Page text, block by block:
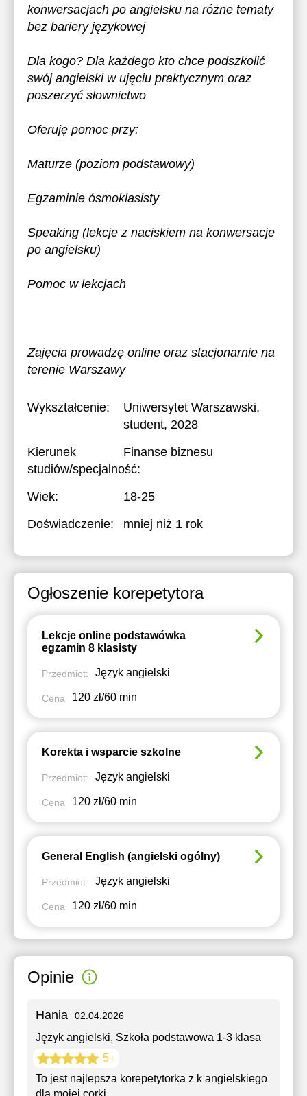
konwersacjach po angielsku na różne tematy
bez bariery językowej
Dla kogo? Dla każdego kto chce podszkolić
swój angielski w ujęciu praktycznym oraz
poszerzyć słownictwo
Oferuję pomoc przy:
Maturze (poziom podstawowy)
Egzaminie ósmoklasisty
Speaking (lekcje z naciskiem na konwersacje
po angielsku)
Pomoc w lekcjach
Zajęcia prowadzę online oraz stacjonarnie na
terenie Warszawy
Wykształcenie: Uniwersytet Warszawski,
student, 2028
Kierunek
studiów/specjalność:
Finanse biznesu
Wiek:
18-25
Doświadczenie:
mniej niż 1 rok
Ogłoszenie korepetytora
Lekcje online podstawówka
egzamin 8 klasisty
Przedmiot: Język angielski
Cena 120 zł/60 min
Korekta i wsparcie szkolne
Przedmiot: Język angielski
Cena 120 zł/60 min
General English (angielski ogólny)
Przedmiot: Język angielski
Cena 120 zł/60 min
Opinie
Hania 02.04.2026
Język angielski, Szkoła podstawowa 1-3 klasa
5+
To jest najlepsza korepetytorka z k angielskiego
dla mojej corki